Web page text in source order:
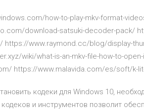
how-to-play-mkv-format-
download-satsuki-decoder-pack/
https://www.raymond.cc/blog/display-
wiki/what-is-an-mkv-file-how-to-
https://www.malavida.com/es/soft/k-
кодеки для Windows 10,
и инструментов позволит